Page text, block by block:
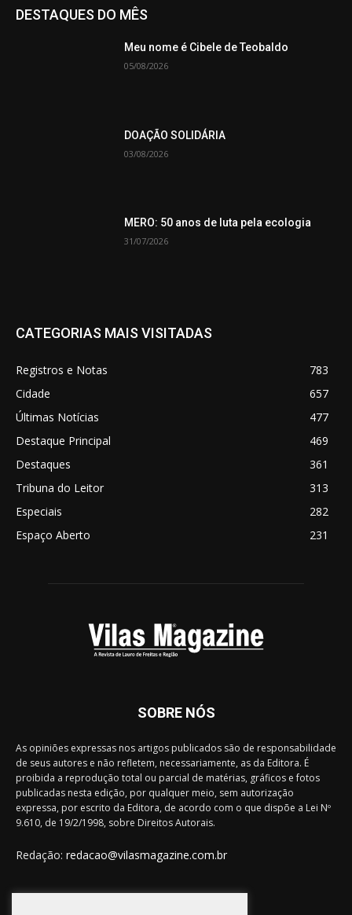
DESTAQUES DO MÊS
Meu nome é Cibele de Teobaldo
05/08/2026
DOAÇÃO SOLIDÁRIA
03/08/2026
MERO: 50 anos de luta pela ecologia
31/07/2026
CATEGORIAS MAIS VISITADAS
Registros e Notas
783
Cidade
657
Últimas Notícias
477
Destaque Principal
469
Destaques
361
Tribuna do Leitor
313
Especiais
282
Espaço Aberto
231
SOBRE NÓS
As opiniões expressas nos artigos publicados são de responsabilidade
de seus autores e não refletem, necessariamente, as da Editora. É
proibida a reprodução total ou parcial de matérias, gráficos e fotos
publicadas nesta edição, por qualquer meio, sem autorização
expressa, por escrito da Editora, de acordo com o que dispõe a Lei Nº
9.610, de 19/2/1998, sobre Direitos Autorais.
Redação: redacao@vilasmagazine.com.br